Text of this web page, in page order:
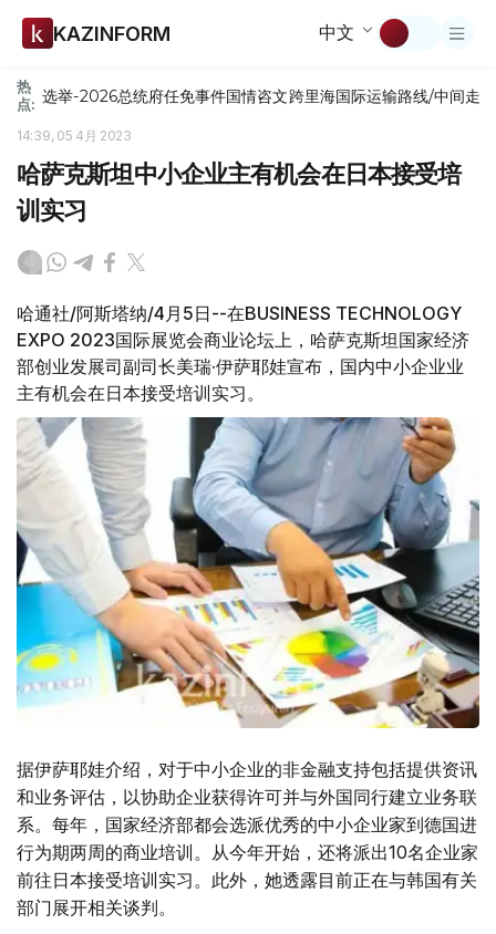
KAZINFORM 中文
热
点: 选举-2026总统府任免事件国情咨文跨里海国际运输路线/中间走廊
14:39, 05 4月 2023
哈萨克斯坦中小企业主有机会在日本接受培
训实习
哈通社/阿斯塔纳/4月5日--在BUSINESS TECHNOLOGY
EXPO 2023国际展览会商业论坛上，哈萨克斯坦国家经济
部创业发展司副司长美瑞·伊萨耶娃宣布，国内中小企业业
主有机会在日本接受培训实习。
据伊萨耶娃介绍，对于中小企业的非金融支持包括提供资讯
和业务评估，以协助企业获得许可并与外国同行建立业务联
系。每年，国家经济部都会选派优秀的中小企业家到德国进
行为期两周的商业培训。从今年开始，还将派出10名企业家
前往日本接受培训实习。此外，她透露目前正在与韩国有关
部门展开相关谈判。